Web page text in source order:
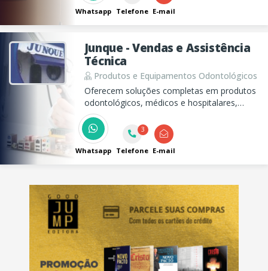
Whatsapp Telefone E-mail
Junque - Vendas e Assistência
Técnica
Produtos e Equipamentos Odontológicos
Oferecem soluções completas em produtos
odontológicos, médicos e hospitalares,
desde a venda até a assistência técnica.
Whatsapp
3
Telefone E-mail